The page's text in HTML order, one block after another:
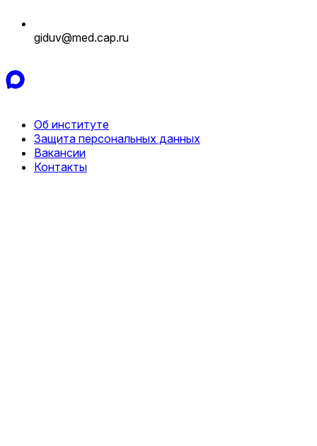
giduv@med.cap.ru
Об институте
Защита персональных данных
Вакансии
Контакты